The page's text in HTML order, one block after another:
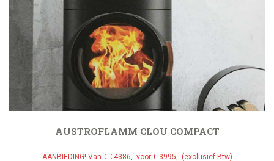
AUSTROFLAMM CLOU COMPACT
AANBIEDING! Van € €4386,- voor € 3995,- (exclusief Btw)